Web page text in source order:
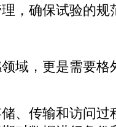
，确保试验的
域，更是需要
、传输和访问